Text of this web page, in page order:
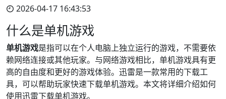
2026-04-17 16:43:53
什么是单机游戏
单机游戏是指可以在个人电脑上独立运行的游戏，不需要依
赖网络连接或其他玩家。与网络游戏相比，单机游戏具有更
高的自由度和更好的游戏体验。迅雷是一款常用的下载工
具，可以帮助玩家快速下载单机游戏。本文将详细介绍如何
使用迅雷下载单机游戏。